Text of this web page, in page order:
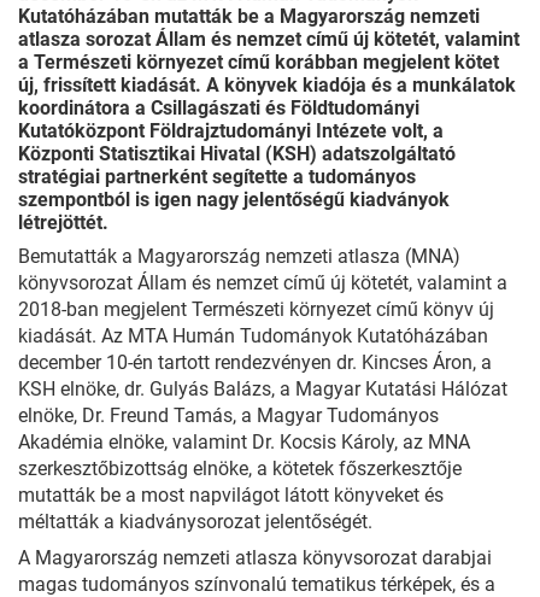
Kutatóházában mutatták be a Magyarország nemzeti
atlasza sorozat Állam és nemzet című új kötetét, valamint
a Természeti környezet című korábban megjelent kötet
új, frissített kiadását. A könyvek kiadója és a munkálatok
koordinátora a Csillagászati és Földtudományi
Kutatóközpont Földrajztudományi Intézete volt, a
Központi Statisztikai Hivatal (KSH) adatszolgáltató
stratégiai partnerként segítette a tudományos
szempontból is igen nagy jelentőségű kiadványok
létrejöttét.
Bemutatták a Magyarország nemzeti atlasza (MNA)
könyvsorozat Állam és nemzet című új kötetét, valamint a
2018-ban megjelent Természeti környezet című könyv új
kiadását. Az MTA Humán Tudományok Kutatóházában
december 10-én tartott rendezvényen dr. Kincses Áron, a
KSH elnöke, dr. Gulyás Balázs, a Magyar Kutatási Hálózat
elnöke, Dr. Freund Tamás, a Magyar Tudományos
Akadémia elnöke, valamint Dr. Kocsis Károly, az MNA
szerkesztőbizottság elnöke, a kötetek főszerkesztője
mutatták be a most napvilágot látott könyveket és
méltatták a kiadványsorozat jelentőségét.
A Magyarország nemzeti atlasza könyvsorozat darabjai
magas tudományos színvonalú tematikus térképek, és a